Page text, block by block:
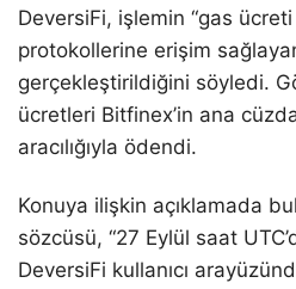
DeversiFi, işlemin “gas
protokollerine erişim
gerçekleştirildiğini söyledi.
ücretleri Bitfinex’in ana
aracılığıyla ödendi.
Konuya ilişkin açıklamada
sözcüsü, “27 Eylül saat
DeversiFi kullanıcı